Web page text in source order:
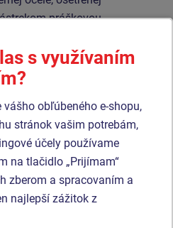
práškovou
HERKULES (16 mm lana z
oceľovým jadrom) a sú
Všetok spojovací materiál je
tovar
s využívaním
obľúbeného e-shopu,
stránok vašim potrebám,
účely používame
na tlačidlo „Prijímam“
zberom a spracovaním a
najlepší zážitok z